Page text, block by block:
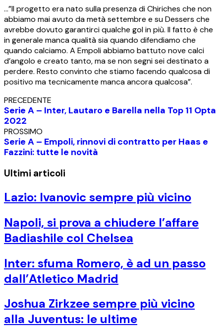
…”Il progetto era nato sulla presenza di Chiriches che non
abbiamo mai avuto da metà settembre e su Dessers che
avrebbe dovuto garantirci qualche gol in più. Il fatto è che
in generale manca qualità sia quando difendiamo che
quando calciamo. A Empoli abbiamo battuto nove calci
d’angolo e creato tanto, ma se non segni sei destinato a
perdere. Resto convinto che stiamo facendo qualcosa di
positivo ma tecnicamente manca ancora qualcosa”.
PRECEDENTE
Serie A – Inter, Lautaro e Barella nella Top 11 Opta
2022
PROSSIMO
Serie A – Empoli, rinnovi di contratto per Haas e
Fazzini: tutte le novità
Ultimi articoli
Lazio: Ivanovic sempre più vicino
Napoli, si prova a chiudere l’affare
Badiashile col Chelsea
Inter: sfuma Romero, è ad un passo
dall’Atletico Madrid
Joshua Zirkzee sempre più vicino
alla Juventus: le ultime